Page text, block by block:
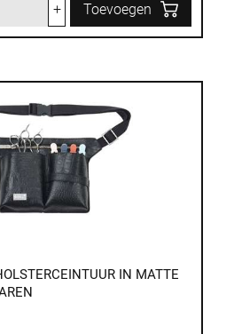
+ Toevoegen
IN MATTE